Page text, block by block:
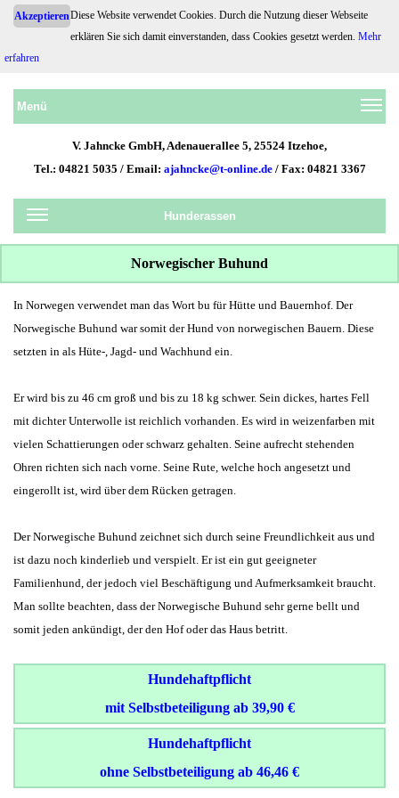
Hundehaftpflicht.de
Menü
V. Jahncke GmbH, Adenauerallee 5, 25524 Itzehoe,
Tel.: 04821 5035 / Email: ajahncke@t-online.de/ Fax: 04821 3367
Hunderassen
Norwegischer Buhund
In Norwegen verwendet man das Wort bu für Hütte und Bauernhof. Der
Norwegische Buhund war somit der Hund von norwegischen Bauern. Diese
setzten in als Hüte-, Jagd- und Wachhund ein.
Er wird bis zu 46 cm groß und bis zu 18 kg schwer. Sein dickes, hartes Fell
mit dichter Unterwolle ist reichlich vorhanden. Es wird in weizenfarben mit
vielen Schattierungen oder schwarz gehalten. Seine aufrecht stehenden
Ohren richten sich nach vorne. Seine Rute, welche hoch angesetzt und
eingerollt ist, wird über dem Rücken getragen.
Der Norwegische Buhund zeichnet sich durch seine Freundlichkeit aus und
ist dazu noch kinderlieb und verspielt. Er ist ein gut geeigneter
Familienhund, der jedoch viel Beschäftigung und Aufmerksamkeit braucht.
Man sollte beachten, dass der Norwegische Buhund sehr gerne bellt und
somit jeden ankündigt, der den Hof oder das Haus betritt.
Hundehaftpflicht
mit Selbstbeteiligung ab 39,90 €
Hundehaftpflicht
ohne Selbstbeteiligung ab 46,46 €
AkzeptierenDiese Website verwendet Cookies. Durch die Nutzung dieser Webseite
erklären Sie sich damit einverstanden, dass Cookies gesetzt werden. Mehr
erfahren